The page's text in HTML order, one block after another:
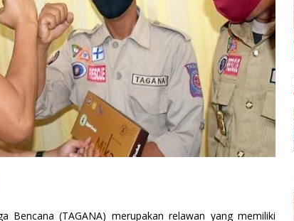
Bencana (TAGANA) merupakan relawan yang memiliki